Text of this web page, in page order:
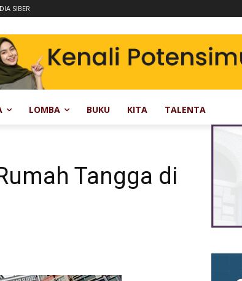
SIBER
LOMBA BUKU KITA TALENTA
Tangga di